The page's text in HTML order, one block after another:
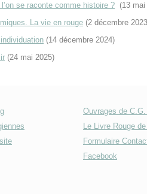
se raconte comme histoire ? (13 mai
La vie en rouge (2 décembre
(14 décembre 2024)
(24 mai 2025)
Ouvrages de
Le Livre Rouge
Formulaire
Facebook